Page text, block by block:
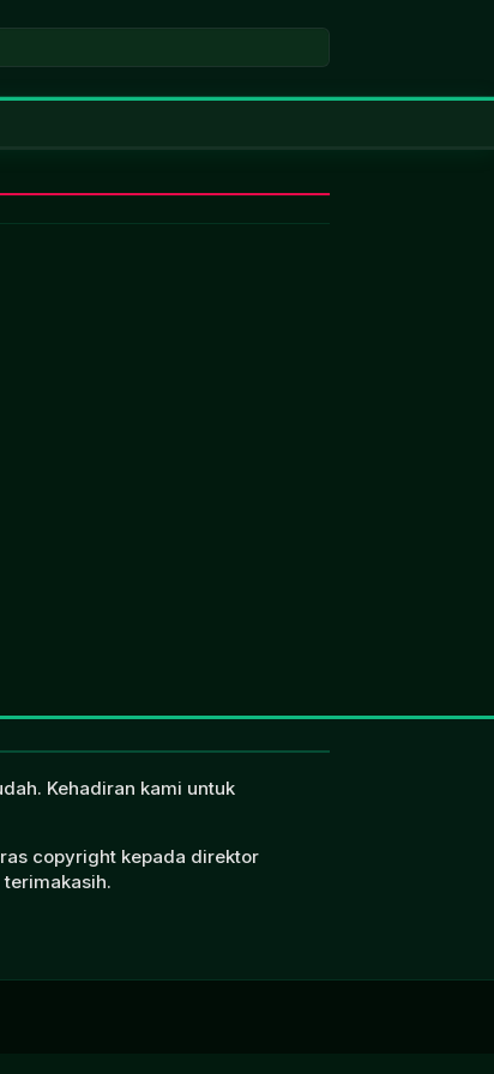
Kehadiran kami untuk
copyright kepada direktor